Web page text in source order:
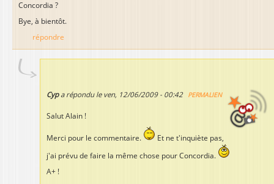
Concordia ?
Bye, à bientôt.
répondre
Cypa répondu le ven, 12/06/2009 - 00:42 PERMALIEN
Salut Alain !
Merci pour le commentaire.
Et ne t'inquiète pas,
j'ai prévu de faire la même chose pour Concordia.
A+ !